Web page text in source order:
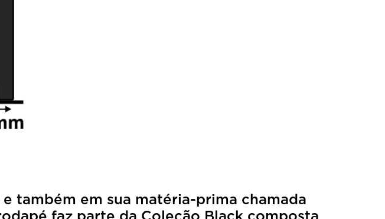
também em sua matéria-prima chamada